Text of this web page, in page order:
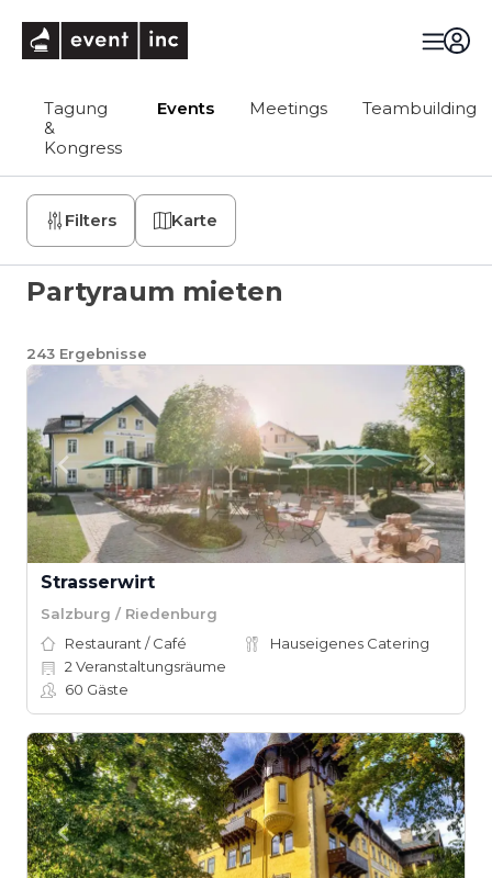
Tagung
&
Kongress
Events Meetings Teambuilding
Filters Karte
Partyraum mieten
243 Ergebnisse
Strasserwirt
Salzburg / Riedenburg
Restaurant / Café
Hauseigenes Catering
2 Veranstaltungsräume
60 Gäste